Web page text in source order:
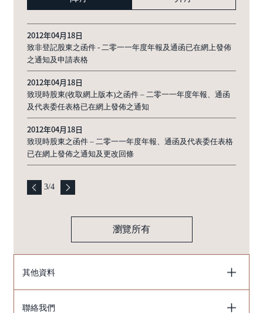
2012年04月18日
致非登記股東之函件 - 二零一一年度年報及通函已在網上發佈
之通知及申請表格
2012年04月18日
致現時股東(收取網上版本)之函件 – 二零一一年度年報、通函
及代表委任表格已在網上發佈之通知
2012年04月18日
致現時股東之函件 – 二零一一年度年報、通函及代表委任表格
已在網上發佈之通知及更改回條
3/4
瀏覽所有
其他資料
聯絡我們